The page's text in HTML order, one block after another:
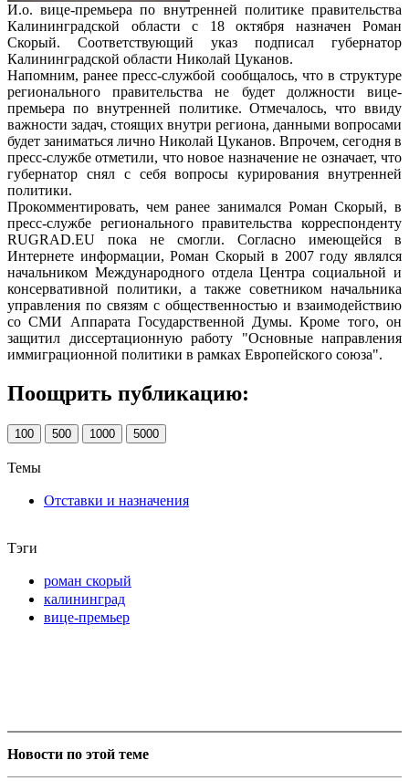
И.о. вице-премьера по внутренней политике правительства
Калининградской области с 18 октября назначен Роман
Скорый. Соответствующий указ подписал губернатор
Калининградской области Николай Цуканов.
Напомним, ранее пресс-службой сообщалось, что в структуре
регионального правительства не будет должности вице-
премьера по внутренней политике. Отмечалось, что ввиду
важности задач, стоящих внутри региона, данными вопросами
будет заниматься лично Николай Цуканов. Впрочем, сегодня в
пресс-службе отметили, что новое назначение не означает, что
губернатор снял с себя вопросы курирования внутренней
политики.
Прокомментировать, чем ранее занимался Роман Скорый, в
пресс-службе регионального правительства корреспонденту
RUGRAD.EU пока не смогли. Согласно имеющейся в
Интернете информации, Роман Скорый в 2007 году являлся
начальником Международного отдела Центра социальной и
консервативной политики, а также советником начальника
управления по связям с общественностью и взаимодействию
со СМИ Аппарата Государственной Думы. Кроме того, он
защитил диссертационную работу "Основные направления
иммиграционной политики в рамках Европейского союза".
Поощрить публикацию:
100 500 1000 5000
Темы
Отставки и назначения
Тэги
роман скорый
калининград
вице-премьер
Новости по этой теме